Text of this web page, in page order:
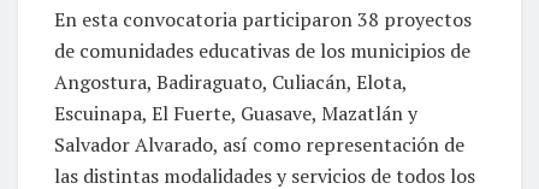
En esta convocatoria participaron 38 proyectos
de comunidades educativas de los municipios de
Angostura, Badiraguato, Culiacán, Elota,
Escuinapa, El Fuerte, Guasave, Mazatlán y
Salvador Alvarado, así como representación de
las distintas modalidades y servicios de todos los